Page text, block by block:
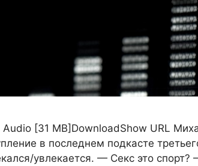
Audio [31 MB]DownloadShow URL
в последнем подкасте
увлекается. — Секс это